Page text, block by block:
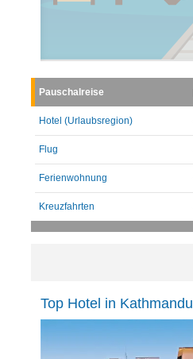
Pauschalreise
Hotel (Urlaubsregion)
Flug
Ferienwohnung
Kreuzfahrten
Top Hotel in Kathmandu